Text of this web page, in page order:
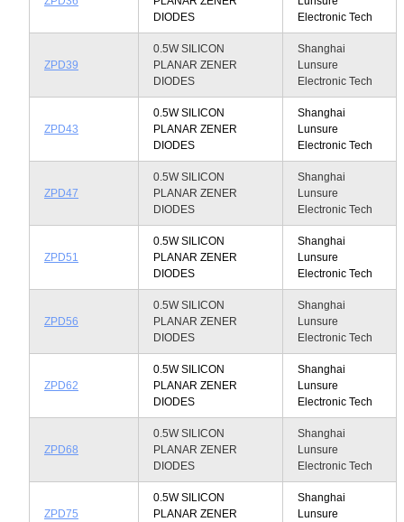
DIODES
Electronic Tech
ZPD39
0.5W SILICON
PLANAR ZENER
DIODES
Shanghai
Lunsure
Electronic Tech
ZPD43
0.5W SILICON
PLANAR ZENER
DIODES
Shanghai
Lunsure
Electronic Tech
ZPD47
0.5W SILICON
PLANAR ZENER
DIODES
Shanghai
Lunsure
Electronic Tech
ZPD51
0.5W SILICON
PLANAR ZENER
DIODES
Shanghai
Lunsure
Electronic Tech
ZPD56
0.5W SILICON
PLANAR ZENER
DIODES
Shanghai
Lunsure
Electronic Tech
ZPD62
0.5W SILICON
PLANAR ZENER
DIODES
Shanghai
Lunsure
Electronic Tech
ZPD68
0.5W SILICON
PLANAR ZENER
DIODES
Shanghai
Lunsure
Electronic Tech
ZPD75
0.5W SILICON
PLANAR ZENER
Shanghai
Lunsure